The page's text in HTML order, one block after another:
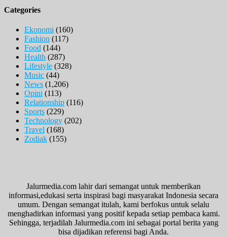
Categories
Ekonomi (160)
Fashion (117)
Food (144)
Health (287)
Lifestyle (328)
Music (44)
News (1,206)
Opini (113)
Relationship (116)
Sports (229)
Technology (202)
Travel (168)
Zodiak (155)
Jalurmedia.com lahir dari semangat untuk memberikan
informasi,edukasi serta inspirasi bagi masyarakat Indonesia secara
umum. Dengan semangat itulah, kami berfokus untuk selalu
menghadirkan informasi yang positif kepada setiap pembaca kami.
Sehingga, terjadilah Jalurmedia.com ini sebagai portal berita yang
bisa dijadikan referensi bagi Anda.